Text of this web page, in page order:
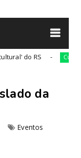
do RS Cultura
da
Eventos